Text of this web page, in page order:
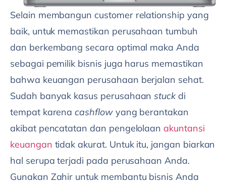
Selain membangun customer relationship yang
baik, untuk memastikan perusahaan tumbuh
dan berkembang secara optimal maka Anda
sebagai pemilik bisnis juga harus memastikan
bahwa keuangan perusahaan berjalan sehat.
Sudah banyak kasus perusahaanstuckdi
tempat karenacashflow yang berantakan
akibat pencatatan dan pengelolaanakuntansi
keuangan tidak akurat. Untuk itu, jangan biarkan
hal serupa terjadi pada perusahaan Anda.
Gunakan Zahir untuk membantu bisnis Anda